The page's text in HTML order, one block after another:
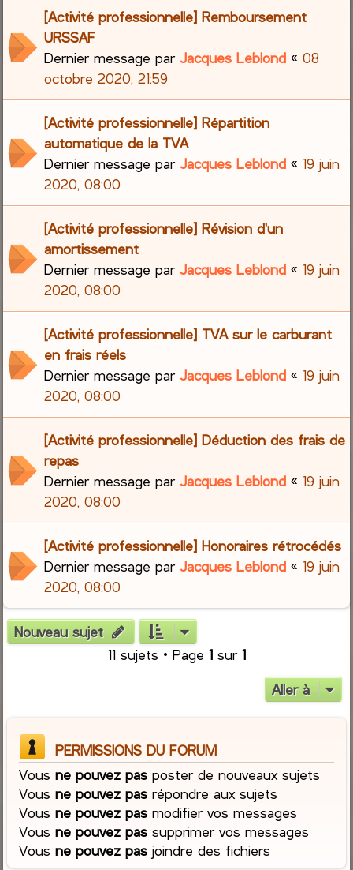
[Activité professionnelle] Remboursement
URSSAF
Dernier message parJacques Leblond «08
octobre 2020, 21:59
[Activité professionnelle] Répartition
automatique de la TVA
Dernier message parJacques Leblond « 19 juin
2020, 08:00
[Activité professionnelle] Révision d'un
amortissement
Dernier message parJacques Leblond « 19 juin
2020, 08:00
[Activité professionnelle] TVA sur le carburant
en frais réels
Dernier message parJacques Leblond « 19 juin
2020, 08:00
[Activité professionnelle] Déduction des frais de
repas
Dernier message parJacques Leblond « 19 juin
2020, 08:00
[Activité professionnelle] Honoraires rétrocédés
Dernier message parJacques Leblond « 19 juin
2020, 08:00
Nouveau sujet
11 sujets • Page 1sur 1
Aller à
PERMISSIONS DU FORUM
Vousne pouvez pas poster de nouveaux sujets
Vousne pouvez pas répondre aux sujets
Vousne pouvez pas modifier vos messages
Vousne pouvez pas supprimer vos messages
Vousne pouvez pas joindre des fichiers